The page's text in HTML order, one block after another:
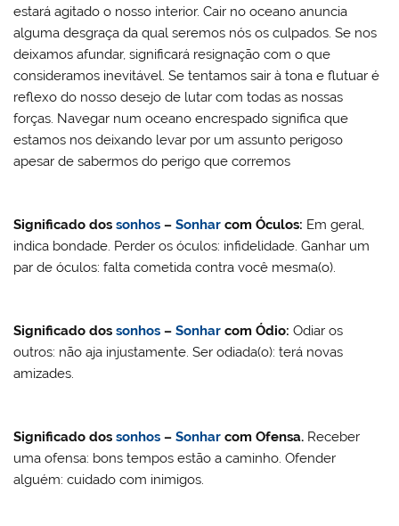
estará agitado o nosso interior. Cair no oceano anuncia
alguma desgraça da qual seremos nós os culpados. Se nos
deixamos afundar, significará resignação com o que
consideramos inevitável. Se tentamos sair à tona e flutuar é
reflexo do nosso desejo de lutar com todas as nossas
forças. Navegar num oceano encrespado significa que
estamos nos deixando levar por um assunto perigoso
apesar de sabermos do perigo que corremos
Significado dossonhos – Sonhar comÓculos: Em geral,
indica bondade. Perder os óculos: infidelidade. Ganhar um
par de óculos: falta cometida contra você mesma(o).
Significado dossonhos – Sonhar comÓdio: Odiar os
outros: não aja injustamente. Ser odiada(o): terá novas
amizades.
Significado dossonhos – Sonhar comOfensa. Receber
uma ofensa: bons tempos estão a caminho. Ofender
alguém: cuidado com inimigos.